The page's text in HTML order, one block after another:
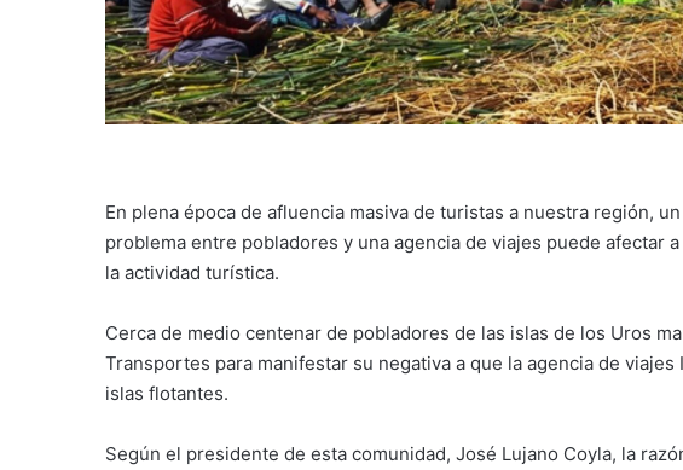
En plena época de afluencia masiva de turistas a nuestra región, un
problema entre pobladores y una agencia de viajes puede afectar a
la actividad turística.
Cerca de medio centenar de pobladores de las islas de los Uros
Transportes para manifestar su negativa a que la agencia de
islas flotantes.
Según el presidente de esta comunidad, José Lujano Coyla, la